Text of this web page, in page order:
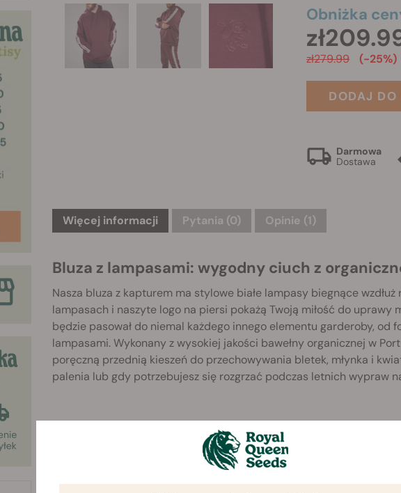
Obniżka
zł279.99 (-25%)
DODAJ DO
Darmowa
Dostawa
Więcej informacji Pytania (0) Opinie (1)
Bluza z lampasami: wygodny ciuch z
Nasza bluza z kapturem ma stylowe białe lampasy biegnące wzdłuż
lampasach i naszyte logo na piersi pokażą Twoją miłość do uprawy
będzie pasował do niemal każdego innego elementu garderoby, od
lampasami. Wykonany z wysokiej jakości bawełny organicznej w
poręczną przednią kieszeń do przechowywania bletek, młynka i
palenia lub gdy potrzebujesz się rozgrzać podczas letnich wypraw